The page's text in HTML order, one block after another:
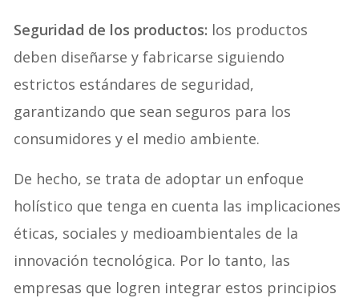
Seguridad de los productos: los productos
deben diseñarse y fabricarse siguiendo
estrictos estándares de seguridad,
garantizando que sean seguros para los
consumidores y el medio ambiente.
De hecho, se trata de adoptar un enfoque
holístico que tenga en cuenta las implicaciones
éticas, sociales y medioambientales de la
innovación tecnológica. Por lo tanto, las
empresas que logren integrar estos principios